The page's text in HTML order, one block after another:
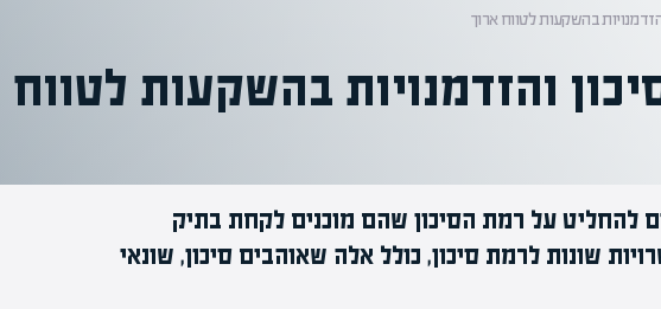
בהשקעות לטווח ארוך
והזדמנויות בהשקעות לטווח
להחליט על רמת הסיכון שהם מוכנים לקחת בתיק
שונות לרמת סיכון, כולל אלה שאוהבים סיכון, שונאי